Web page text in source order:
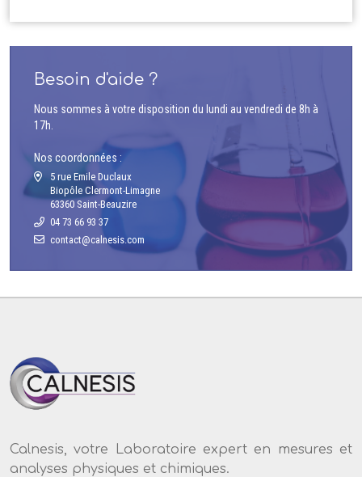
Besoin d'aide ?
Nous sommes à votre disposition du lundi au vendredi de 8h à
17h.
Nos coordonnées :
5 rue Emile Duclaux
Biopôle Clermont-Limagne
63360 Saint-Beauzire
04 73 66 93 37
Calnesis, votre Laboratoire expert en mesures et
analyses physiques et chimiques.